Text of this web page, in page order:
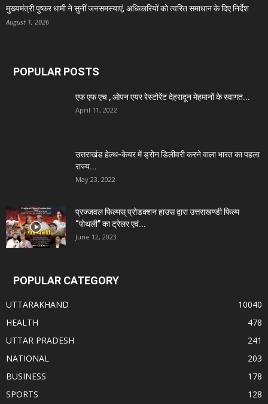
मुख्यमंत्री पुष्कर धामी ने सुनीं जनसमस्याएं, अधिकारियों को त्वरित समाधान के दिए निर्देश
August 1, 2026
POPULAR POSTS
एफ एफ एच , ओपन एयर रेस्टोरेंट देहरादून मेहमानों के स्वागत...
April 11, 2022
उत्तराखंड हेल्थ-केयर में ड्रोन डिलीवरी करने वाला भारत का पहला
राज्य...
May 23, 2022
प्रज्जवल फिल्मस् प्रोडक्शन हाउस द्वारा उत्तराखण्डी फिल्म
“पोथली” का ट्रेलर एवं...
June 12, 2023
POPULAR CATEGORY
UTTARAKHAND
10040
HEALTH
478
UTTAR PRADESH
241
NATIONAL
203
BUSINESS
178
SPORTS
128